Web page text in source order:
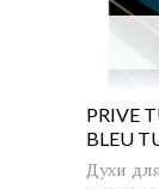
PRIVE
BLEU
Духи